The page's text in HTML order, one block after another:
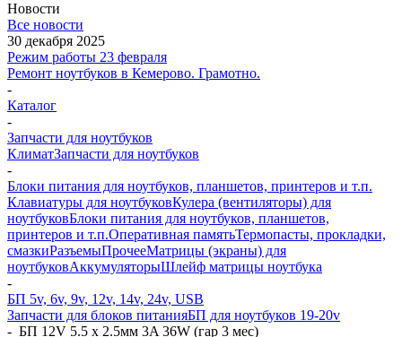
Новости
Все новости
30 декабря 2025
Режим работы 23 февраля
Ремонт ноутбуков в Кемерово. Грамотно.
-
Каталог
-
Запчасти для ноутбуков
КлиматЗапчасти для ноутбуков
-
Блоки питания для ноутбуков, планшетов, принтеров и т.п.
Клавиатуры для ноутбуковКулера (вентиляторы) для
ноутбуковБлоки питания для ноутбуков, планшетов,
принтеров и т.п.Оперативная памятьТермопасты, прокладки,
смазкиРазъемыПрочееМатрицы (экраны) для
ноутбуковАккумуляторыШлейф матрицы ноутбука
-
БП 5v, 6v, 9v, 12v, 14v, 24v, USB
Запчасти для блоков питанияБП для ноутбуков 19-20v
- _БП 12V 5.5 x 2.5мм 3A 36W (гар 3 мес)